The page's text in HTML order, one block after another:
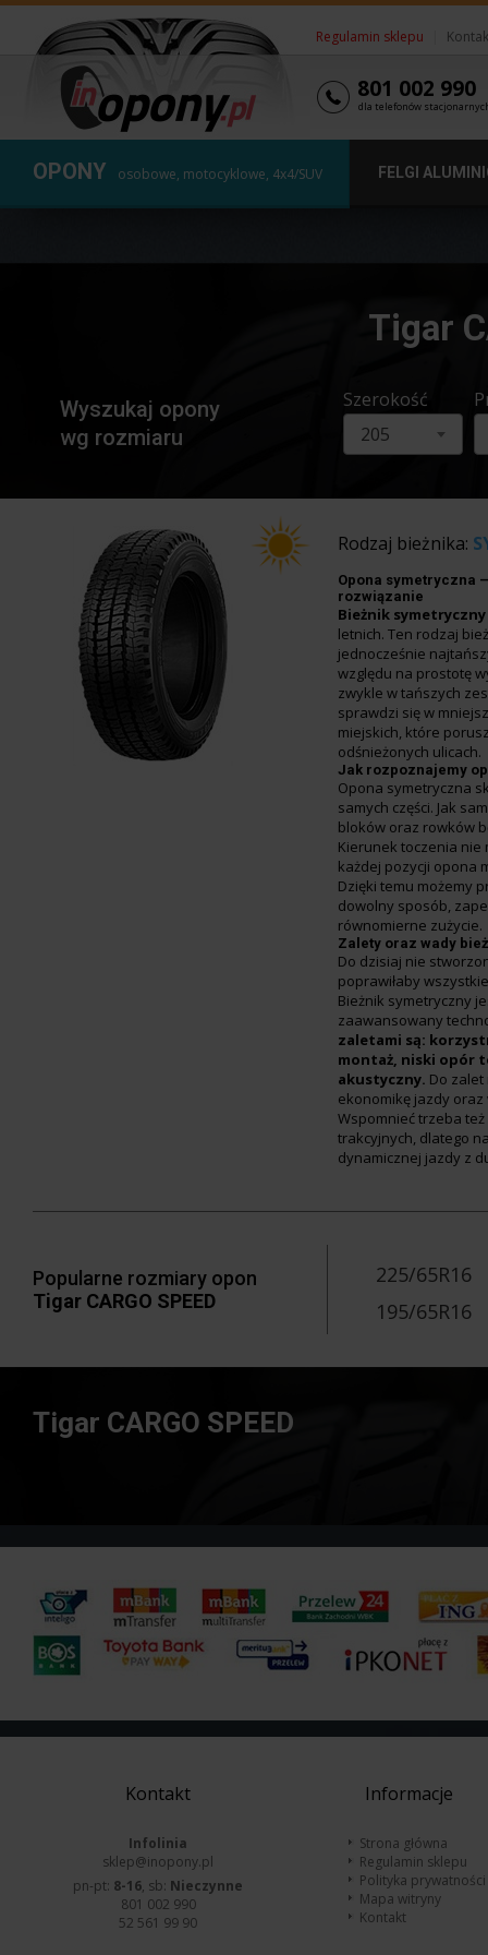
Regulamin sklepu
801 002 990
dla telefonów
OPONY osobowe, motocyklowe, 4x4/SUV FELGI
Tigar
Wyszukaj opony
wg rozmiaru
Szerokość
205
Rodzaj bieżnika:
Opona symetryczna
rozwiązanie
Bieżnik symetryczny
letnich. Ten rodzaj
jednocześnie
względu na prostotę
zwykle w tańszych
sprawdzi się w
miejskich, które
odśnieżonych ulicach.
Jak rozpoznajemy
Opona symetryczna
samych części. Jak
bloków oraz rowków
Kierunek toczenia nie
każdej pozycji opona
Dzięki temu możemy
dowolny sposób,
równomierne zużycie.
Zalety oraz wady
Do dzisiaj nie
poprawiłaby
Bieżnik symetryczny
zaawansowany
zaletami są:
montaż, niski opór
akustyczny. Do
ekonomikę jazdy oraz
Wspomnieć trzeba
trakcyjnych, dlatego
dynamicznej jazdy z
Popularne rozmiary opon
Tigar CARGO SPEED
225/65R16
195/65R16
Tigar CARGO SPEED
Kontakt
Infolinia
sklep@inopony.pl
pn-pt: 8-16, sb: Nieczynne
801 002 990
52 561 99 90
Informacje
Strona główna
Regulamin sklepu
Polityka prywatności
Mapa witryny
Kontakt